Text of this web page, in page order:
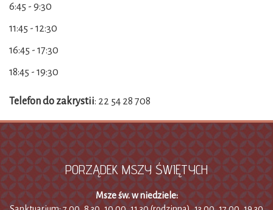
6:45 - 9:30
11:45 - 12:30
16:45 - 17:30
18:45 - 19:30
Telefon do zakrystii: 22 54 28 708
PORZĄDEK MSZY ŚWIĘTYCH
Msze św. w niedziele: